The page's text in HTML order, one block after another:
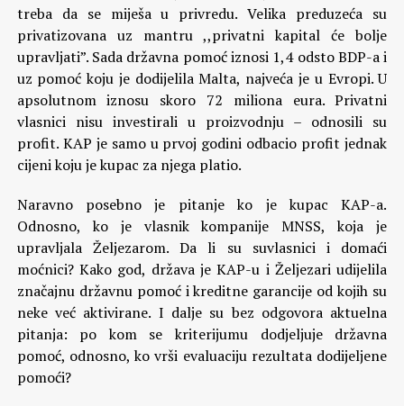
treba da se miješa u privredu. Velika preduzeća su
privatizovana uz mantru ,,privatni kapital će bolje
upravljati”. Sada državna pomoć iznosi 1,4 odsto BDP-a i
uz pomoć koju je dodijelila Malta, najveća je u Evropi. U
apsolutnom iznosu skoro 72 miliona eura. Privatni
vlasnici nisu investirali u proizvodnju – odnosili su
profit. KAP je samo u prvoj godini odbacio profit jednak
cijeni koju je kupac za njega platio.
Naravno posebno je pitanje ko je kupac KAP-a.
Odnosno, ko je vlasnik kompanije MNSS, koja je
upravljala Željezarom. Da li su suvlasnici i domaći
moćnici? Kako god, država je KAP-u i Željezari udijelila
značajnu državnu pomoć i kreditne garancije od kojih su
neke već aktivirane. I dalje su bez odgovora aktuelna
pitanja: po kom se kriterijumu dodjeljuje državna
pomoć, odnosno, ko vrši evaluaciju rezultata dodijeljene
pomoći?